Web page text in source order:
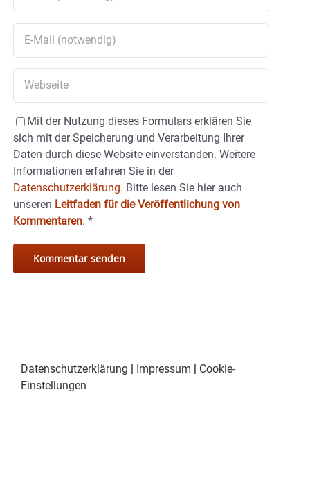
Mit der Nutzung dieses Formulars erklären Sie
sich mit der Speicherung und Verarbeitung Ihrer
Daten durch diese Website einverstanden. Weitere
Informationen erfahren Sie in der
Datenschutzerklärung. Bitte lesen Sie hier auch
unseren Leitfaden für die Veröffentlichung von
Kommentaren. *
Datenschutzerklärung | Impressum | Cookie-
Einstellungen